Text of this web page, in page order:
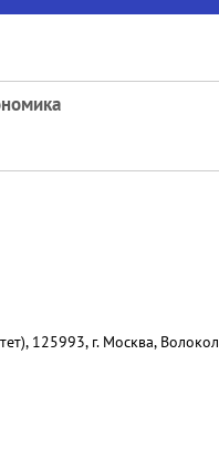
125993, г. Москва,